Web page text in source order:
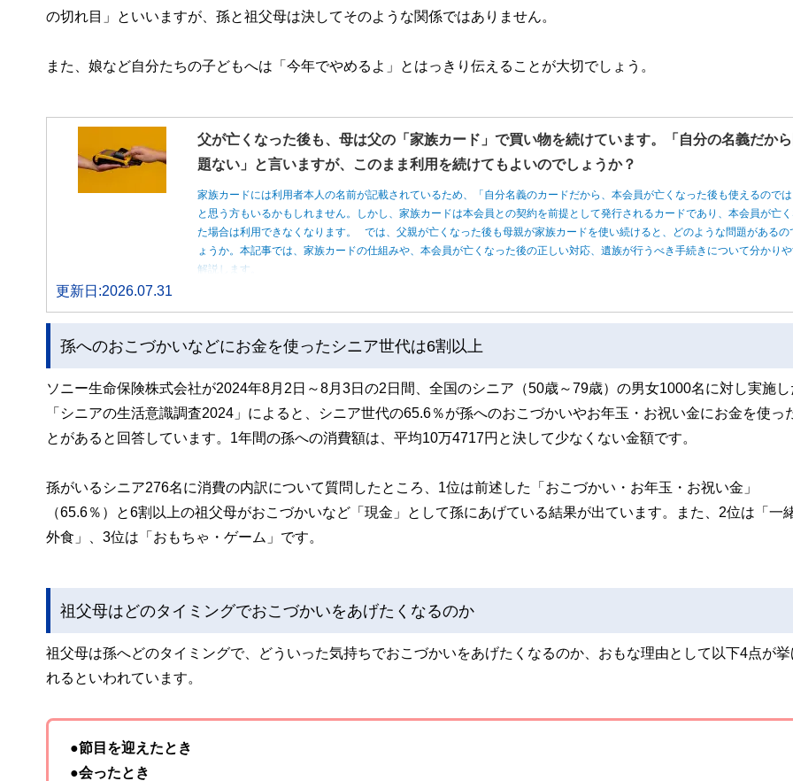
の切れ目」といいますが、孫と祖父母は決してそのような関係ではありません。
また、娘など自分たちの子どもへは「今年でやめるよ」とはっきり伝えることが大切でしょう。
父が亡くなった後も、母は父の「家族カード」で買い物を続けています。「自分の名義だから
題ない」と言いますが、このまま利用を続けてもよいのでしょうか？
家族カードには利用者本人の名前が記載されているため、「自分名義のカードだから、本会員が亡くなった後も使えるのでは
と思う方もいるかもしれません。しかし、家族カードは本会員との契約を前提として発行されるカードであり、本会員が亡く
た場合は利用できなくなります。 では、父親が亡くなった後も母親が家族カードを使い続けると、どのような問題があるの
ょうか。本記事では、家族カードの仕組みや、本会員が亡くなった後の正しい対応、遺族が行うべき手続きについて分かりや
解説します。
更新日:2026.07.31
孫へのおこづかいなどにお金を使ったシニア世代は6割以上
ソニー生命保険株式会社が2024年8月2日～8月3日の2日間、全国のシニア（50歳～79歳）の男女1000名に対し実施し
「シニアの生活意識調査2024」によると、シニア世代の65.6％が孫へのおこづかいやお年玉・お祝い金にお金を使っ
とがあると回答しています。1年間の孫への消費額は、平均10万4717円と決して少なくない金額です。
孫がいるシニア276名に消費の内訳について質問したところ、1位は前述した「おこづかい・お年玉・お祝い金」
（65.6％）と6割以上の祖父母がおこづかいなど「現金」として孫にあげている結果が出ています。また、2位は「一
外食」、3位は「おもちゃ・ゲーム」です。
祖父母はどのタイミングでおこづかいをあげたくなるのか
祖父母は孫へどのタイミングで、どういった気持ちでおこづかいをあげたくなるのか、おもな理由として以下4点が挙
れるといわれています。
●節目を迎えたとき
●会ったとき